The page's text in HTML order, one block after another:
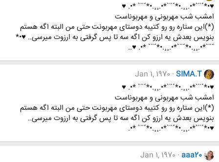
♥•*´¨`*•.¸¸.•*´¨`*•.¸¸.•*´¨` *•. ♥
امشب شب مهربونی و مهربوناست
(*)این ستاره رو رو کتیبه دوستای مهربونت حتی من البته اگه هستم
بنویس بعدش یه ارزو کن اگه سه تا پس گرفتی به ارزوت میرسی.. ♥•*
´¨`*•.¸¸.•*´¨`*•.¸¸.•*´¨` *•. ♥..
SIMA.T
Jan 1, 1970
♥•*´¨`*•.¸¸.•*´¨`*•.¸¸.•*´¨` *•. ♥
امشب شب مهربونی و مهربوناست
(*)این ستاره رو رو کتیبه دوستای مهربونت حتی من البته اگه هستم
بنویس بعدش یه ارزو کن اگه سه تا پس گرفتی به ارزوت میرسی..
♥•*´¨`*•.¸¸.•*´¨`*•.¸¸.•*´¨` *•.
aaa20
Jan 1, 1970